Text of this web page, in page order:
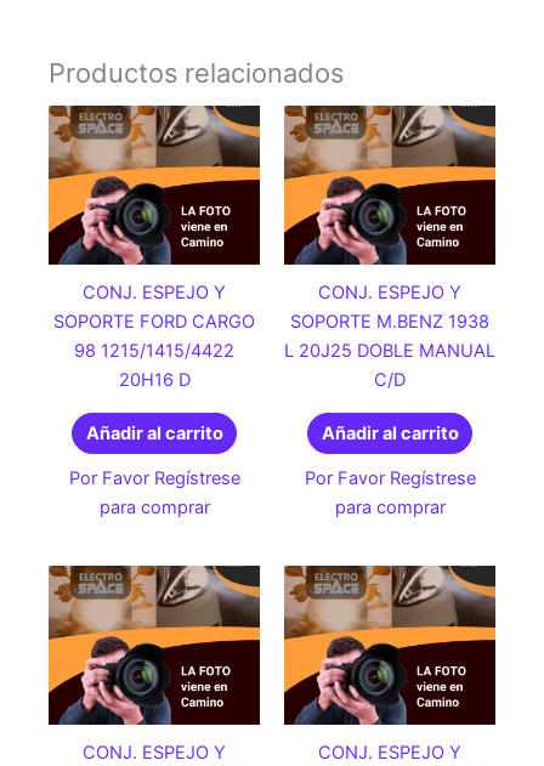
Productos relacionados
CONJ. ESPEJO Y
SOPORTE FORD CARGO
98 1215/1415/4422
20H16 D
Añadir al carrito
Por Favor Regístrese
para comprar
CONJ. ESPEJO Y
SOPORTE M.BENZ 1938
L 20J25 DOBLE MANUAL
C/D
Añadir al carrito
Por Favor Regístrese
para comprar
CONJ. ESPEJO Y
CONJ. ESPEJO Y